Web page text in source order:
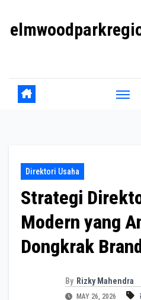
Direktori Usaha
Strategi
Modern yang
Dongkrak
By Rizky Mahendra
MAY 26, 2026